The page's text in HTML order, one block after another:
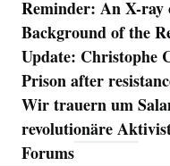
Reminder: An X-
Background of the
Update: Christophe
Prison after
Wir trauern um
revolutionäre
Forums